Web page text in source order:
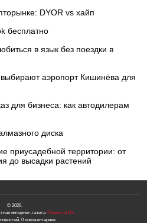
DYOR vs хайп
бесплатно
в язык без поездки в
аэропорт Кишинёва для
для бизнеса: как автодилерам
диска
приусадебной территории: от
до высадки растений
© 2026.
интернет-газета«Новости N»
0 комментариев